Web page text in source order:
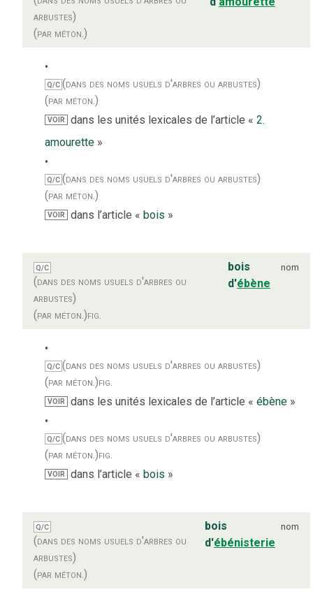
arbustes)
(par méton.)
Q/C (dans des noms usuels d'arbres ou arbustes)
(par méton.)
VOIR dans les unités lexicales de l’article «2.
amourette »
Q/C (dans des noms usuels d'arbres ou arbustes)
(par méton.)
VOIR dans l’article «bois »
Q/C
(dans des noms usuels d'arbres ou
arbustes)
(par méton.)fig.
bois
d'ébène
nom
Q/C (dans des noms usuels d'arbres ou arbustes)
(par méton.)fig.
VOIR dans les unités lexicales de l’article «ébène »
Q/C (dans des noms usuels d'arbres ou arbustes)
(par méton.)fig.
VOIR dans l’article «bois »
Q/C
(dans des noms usuels d'arbres ou
arbustes)
(par méton.)
bois
d'ébénisterie
nom